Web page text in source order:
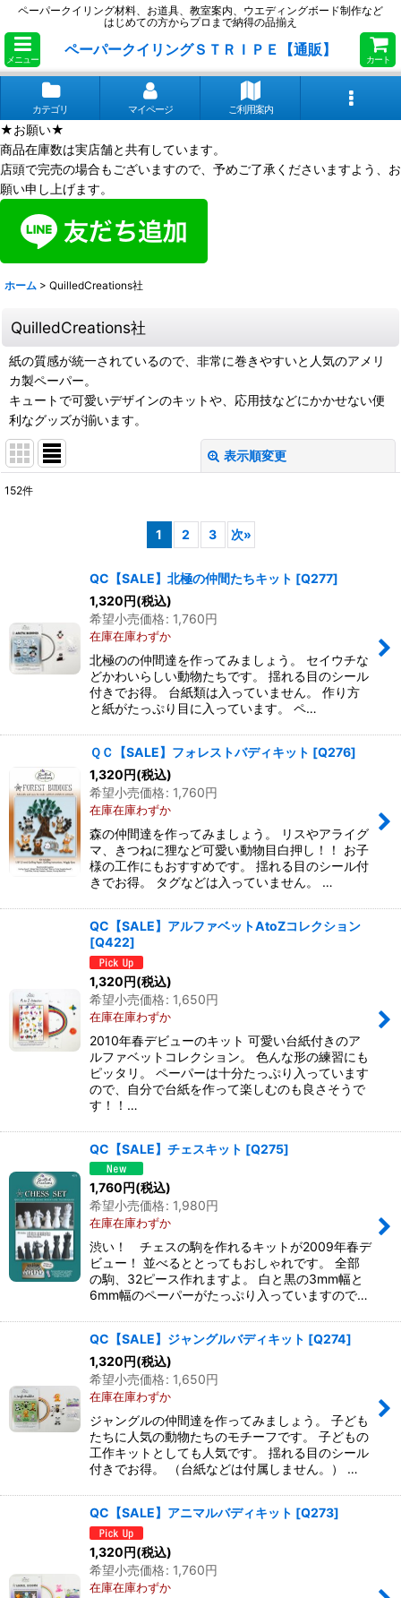
ペーパークイリング材料、お道具、教室案内、ウエディングボード制作など
はじめての方からプロまで納得の品揃え
メニュー
ペーパークイリングＳＴＲＩＰＥ【通販】
カート
カテゴリ マイページ ご利用案内
★お願い★
商品在庫数は実店舗と共有しています。
店頭で完売の場合もございますので、予めご了承くださいますよう、お
願い申し上げます。
ホーム > QuilledCreations社
QuilledCreations社
紙の質感が統一されているので、非常に巻きやすいと人気のアメリ
カ製ペーパー。
キュートで可愛いデザインのキットや、応用技などにかかせない便
利なグッズが揃います。
表示順変更
絞り込む
152件
1 2 3 次»
QC【SALE】北極の仲間たちキット [Q277]
1,320円(税込)
希望小売価格: 1,760円
在庫在庫わずか
北極のの仲間達を作ってみましょう。 セイウチな
どかわいらしい動物たちです。 揺れる目のシール
付きでお得。 台紙類は入っていません。 作り方
と紙がたっぷり目に入っています。 ペ…
ＱＣ【SALE】フォレストバディキット [Q276]
1,320円(税込)
希望小売価格: 1,760円
在庫在庫わずか
森の仲間達を作ってみましょう。 リスやアライグ
マ、きつねに狸など可愛い動物目白押し！！ お子
様の工作にもおすすめです。 揺れる目のシール付
きでお得。 タグなどは入っていません。 …
QC【SALE】アルファベットAtoZコレクション
[Q422]
1,320円(税込)
希望小売価格: 1,650円
在庫在庫わずか
2010年春デビューのキット 可愛い台紙付きのア
ルファベットコレクション。 色んな形の練習にも
ピッタリ。 ペーパーは十分たっぷり入っています
ので、自分で台紙を作って楽しむのも良さそうで
す！！…
QC【SALE】チェスキット [Q275]
1,760円(税込)
希望小売価格: 1,980円
在庫在庫わずか
渋い！ チェスの駒を作れるキットが2009年春デ
ビュー！ 並べるととってもおしゃれです。 全部
の駒、32ピース作れますよ。 白と黒の3mm幅と
6mm幅のペーパーがたっぷり入っていますので…
QC【SALE】ジャングルバディキット [Q274]
1,320円(税込)
希望小売価格: 1,650円
在庫在庫わずか
ジャングルの仲間達を作ってみましょう。 子ども
たちに人気の動物たちのモチーフです。 子どもの
工作キットとしても人気です。 揺れる目のシール
付きでお得。 （台紙などは付属しません。） …
QC【SALE】アニマルバディキット [Q273]
1,320円(税込)
希望小売価格: 1,760円
在庫在庫わずか